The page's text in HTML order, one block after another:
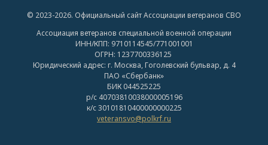
© 2023-2026. Официальный сайт Ассоциации ветеранов СВО
Ассоциация ветеранов специальной военной операции
ИНН/КПП: 9710114545/771001001
ОГРН: 1237700336125
Юридический адрес: г. Москва, Гоголевский бульвар, д. 4
ПАО «Сбербанк»
БИК 044525225
р/с 40703810038000005196
к/с 30101810400000000225
veteransvo@polkrf.ru